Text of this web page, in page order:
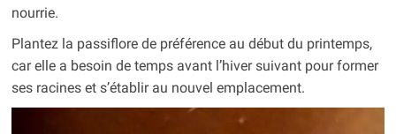
nourrie.
Plantez la passiflore de préférence au début du printemps,
car elle a besoin de temps avant l’hiver suivant pour former
ses racines et s’établir au nouvel emplacement.